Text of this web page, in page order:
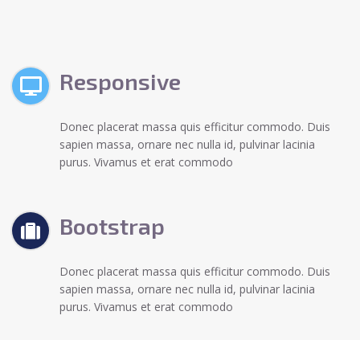
Responsive
Donec placerat massa quis efficitur commodo. Duis
sapien massa, ornare nec nulla id, pulvinar lacinia
purus. Vivamus et erat commodo
Bootstrap
Donec placerat massa quis efficitur commodo. Duis
sapien massa, ornare nec nulla id, pulvinar lacinia
purus. Vivamus et erat commodo